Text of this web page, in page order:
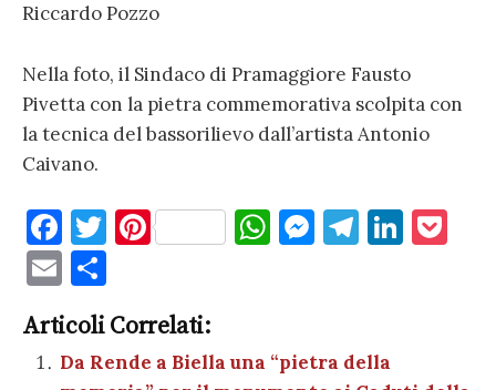
Riccardo Pozzo
Nella foto, il Sindaco di Pramaggiore Fausto
Pivetta con la pietra commemorativa scolpita con
la tecnica del bassorilievo dall’artista Antonio
Caivano.
F
a
c
e
b
T
te
r
Pi
es
t
W
A
M
g
T
a
Li
E
m
ai
l
n
di
Articoli Correlati:
Da Rende a Biella una “pietra della